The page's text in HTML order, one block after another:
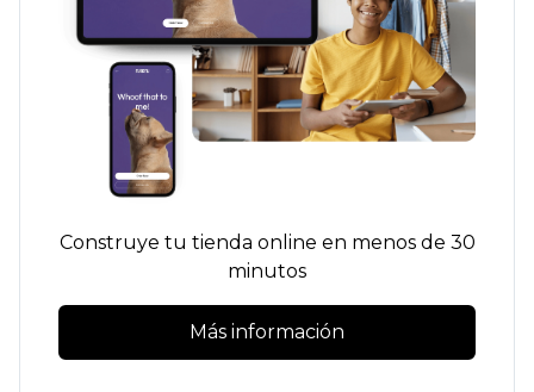
Construye tu tienda online en menos de 30
minutos
Más información